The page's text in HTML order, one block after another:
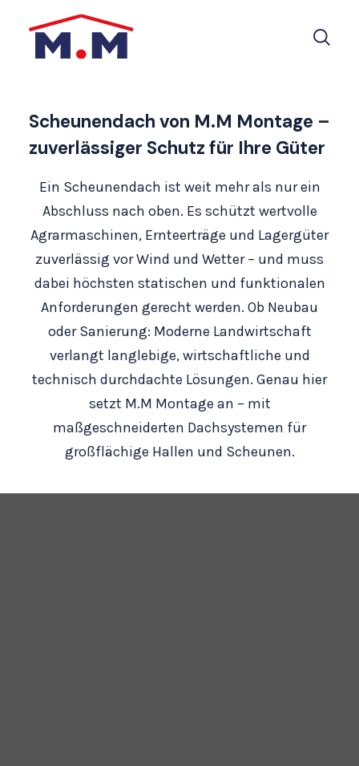
Scheunendach von M.M Montage –
zuverlässiger Schutz für Ihre Güter
Ein Scheunendach ist weit mehr als nur ein
Abschluss nach oben. Es schützt wertvolle
Agrarmaschinen, Ernteerträge und Lagergüter
zuverlässig vor Wind und Wetter – und muss
dabei höchsten statischen und funktionalen
Anforderungen gerecht werden. Ob Neubau
oder Sanierung: Moderne Landwirtschaft
verlangt langlebige, wirtschaftliche und
technisch durchdachte Lösungen. Genau hier
setzt M.M Montage an – mit
maßgeschneiderten Dachsystemen für
großflächige Hallen und Scheunen.